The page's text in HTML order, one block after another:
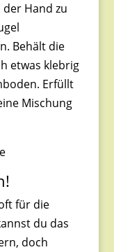
Hand zu
Behält die
etwas klebrig
Erfüllt
Mischung
für die
du das
doch